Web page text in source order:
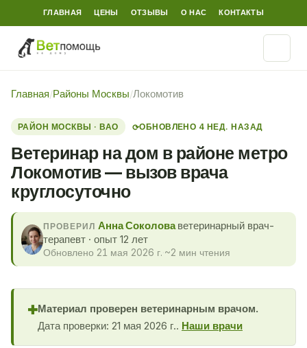
ГЛАВНАЯ ЦЕНЫ ОТЗЫВЫ О НАС КОНТАКТЫ
Главная/Районы Москвы/Локомотив
РАЙОН МОСКВЫ · ВАО ⟳ОБНОВЛЕНО 4 НЕД. НАЗАД
Ветеринар на дом в районе метро
Локомотив — вызов врача
круглосуточно
ПРОВЕРИЛ Анна Соколоваветеринарный врач-
терапевт · опыт 12 лет
Обновлено 21 мая 2026 г. ~2 мин чтения
✚Материал проверен ветеринарным врачом.
Дата проверки: 21 мая 2026 г.. Наши врачи